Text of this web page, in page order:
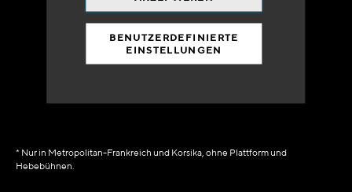
BENUTZERDEFINIERTE
EINSTELLUNGEN
90% des Katalogs
in Verfügbarkeit
* Nur in Metropolitan-Frankreich und Korsika, ohne Plattform und
Hebebühnen.